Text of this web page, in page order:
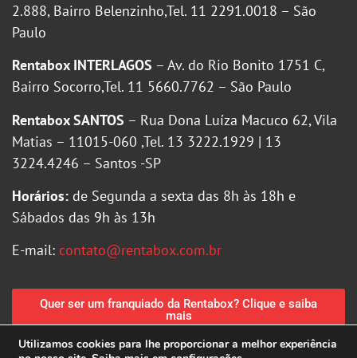
2.888, Bairro Belenzinho,Tel. 11 2291.0018 – São
Paulo
Rentabox INTERLAGOS – Av. do Rio Bonito 1751 C,
Bairro Socorro,Tel. 11 5660.7762 – São Paulo
Rentabox SANTOS – Rua Dona Luíza Macuco 62, Vila
Matias – 11015-060 ,Tel. 13 3222.1929 | 13
3224.4246 – Santos -SP
Horários: de Segunda a sexta das 8h às 18h e
Sábados das 9h às 13h
E-mail: contato@rentabox.com.br
Quer ser um franquiado da Rentabox? Clique e saiba
mais
Utilizamos cookies para lhe proporcionar a melhor experiência